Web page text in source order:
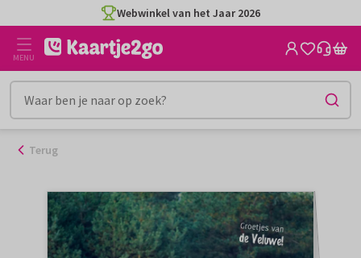
naar
inhoud
Webwinkel van het Jaar 2026
MENU
Terug